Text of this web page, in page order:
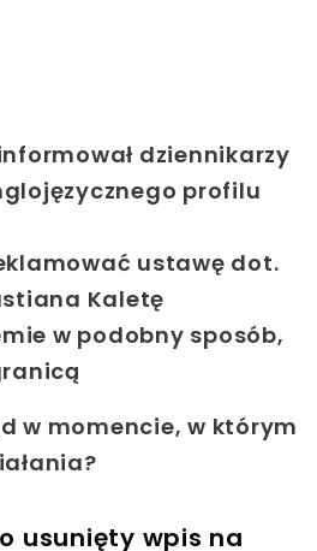
dziennikarzy
profilu
ustawę dot.
Kaletę
w podobny sposób,
w momencie, w którym
usunięty wpis na